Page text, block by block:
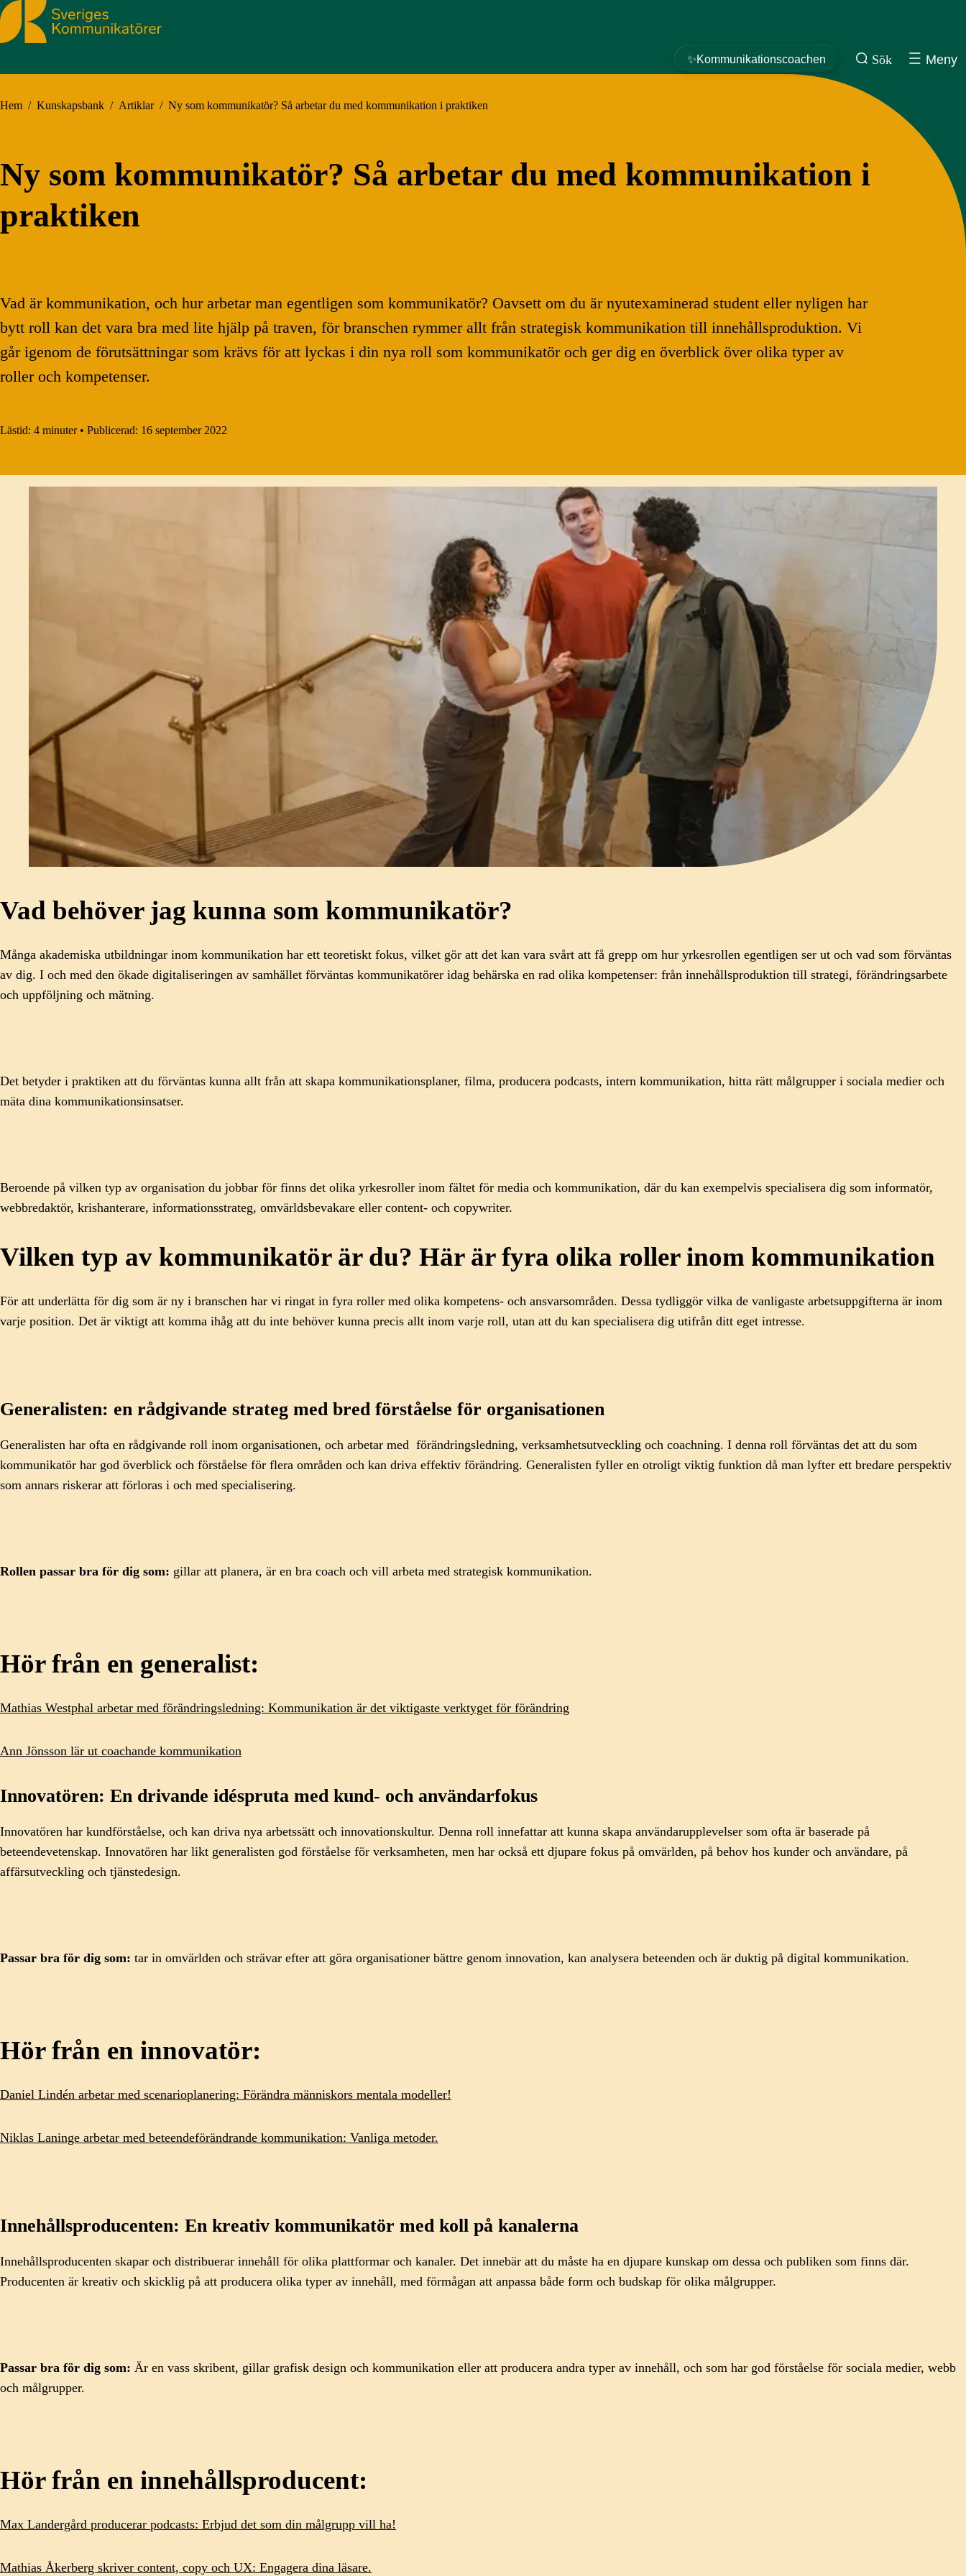
Sveriges Kommunikatörer
✨Kommunikationscoachen Sök Meny
Hem / Kunskapsbank / Artiklar / Ny som kommunikatör? Så arbetar du med kommunikation i praktiken
Ny som kommunikatör? Så arbetar du med kommunikation i
praktiken
Vad är kommunikation, och hur arbetar man egentligen som kommunikatör? Oavsett om du är nyutexaminerad student eller nyligen har
bytt roll kan det vara bra med lite hjälp på traven, för branschen rymmer allt från strategisk kommunikation till innehållsproduktion. Vi
går igenom de förutsättningar som krävs för att lyckas i din nya roll som kommunikatör och ger dig en överblick över olika typer av
roller och kompetenser.
Lästid: 4 minuter • Publicerad: 16 september 2022
Vad behöver jag kunna som kommunikatör?
Många akademiska utbildningar inom kommunikation har ett teoretiskt fokus, vilket gör att det kan vara svårt att få grepp om hur yrkesrollen egentligen ser ut och vad som förväntas
av dig. I och med den ökade digitaliseringen av samhället förväntas kommunikatörer idag behärska en rad olika kompetenser: från innehållsproduktion till strategi, förändringsarbete
och uppföljning och mätning.
Det betyder i praktiken att du förväntas kunna allt från att skapa kommunikationsplaner, filma, producera podcasts, intern kommunikation, hitta rätt målgrupper i sociala medier och
mäta dina kommunikationsinsatser.
Beroende på vilken typ av organisation du jobbar för finns det olika yrkesroller inom fältet för media och kommunikation, där du kan exempelvis specialisera dig som informatör,
webbredaktör, krishanterare, informationsstrateg, omvärldsbevakare eller content- och copywriter.
Vilken typ av kommunikatör är du? Här är fyra olika roller inom kommunikation
För att underlätta för dig som är ny i branschen har vi ringat in fyra roller med olika kompetens- och ansvarsområden. Dessa tydliggör vilka de vanligaste arbetsuppgifterna är inom
varje position. Det är viktigt att komma ihåg att du inte behöver kunna precis allt inom varje roll, utan att du kan specialisera dig utifrån ditt eget intresse.
Generalisten: en rådgivande strateg med bred förståelse för organisationen
Generalisten har ofta en rådgivande roll inom organisationen, och arbetar med förändringsledning, verksamhetsutveckling och coachning. I denna roll förväntas det att du som
kommunikatör har god överblick och förståelse för flera områden och kan driva effektiv förändring. Generalisten fyller en otroligt viktig funktion då man lyfter ett bredare perspektiv
som annars riskerar att förloras i och med specialisering.
Rollen passar bra för dig som: gillar att planera, är en bra coach och vill arbeta med strategisk kommunikation.
Hör från en generalist:
Mathias Westphal arbetar med förändringsledning: Kommunikation är det viktigaste verktyget för förändring
Ann Jönsson lär ut coachande kommunikation
Innovatören: En drivande idéspruta med kund- och användarfokus
Innovatören har kundförståelse, och kan driva nya arbetssätt och innovationskultur. Denna roll innefattar att kunna skapa användarupplevelser som ofta är baserade på
beteendevetenskap. Innovatören har likt generalisten god förståelse för verksamheten, men har också ett djupare fokus på omvärlden, på behov hos kunder och användare, på
affärsutveckling och tjänstedesign.
Passar bra för dig som: tar in omvärlden och strävar efter att göra organisationer bättre genom innovation, kan analysera beteenden och är duktig på digital kommunikation.
Hör från en innovatör:
Daniel Lindén arbetar med scenarioplanering: Förändra människors mentala modeller!
Niklas Laninge arbetar med beteendeförändrande kommunikation: Vanliga metoder.
Innehållsproducenten: En kreativ kommunikatör med koll på kanalerna
Innehållsproducenten skapar och distribuerar innehåll för olika plattformar och kanaler. Det innebär att du måste ha en djupare kunskap om dessa och publiken som finns där.
Producenten är kreativ och skicklig på att producera olika typer av innehåll, med förmågan att anpassa både form och budskap för olika målgrupper.
Passar bra för dig som: Är en vass skribent, gillar grafisk design och kommunikation eller att producera andra typer av innehåll, och som har god förståelse för sociala medier, webb
och målgrupper.
Hör från en innehållsproducent:
Max Landergård producerar podcasts: Erbjud det som din målgrupp vill ha!
Mathias Åkerberg skriver content, copy och UX: Engagera dina läsare.